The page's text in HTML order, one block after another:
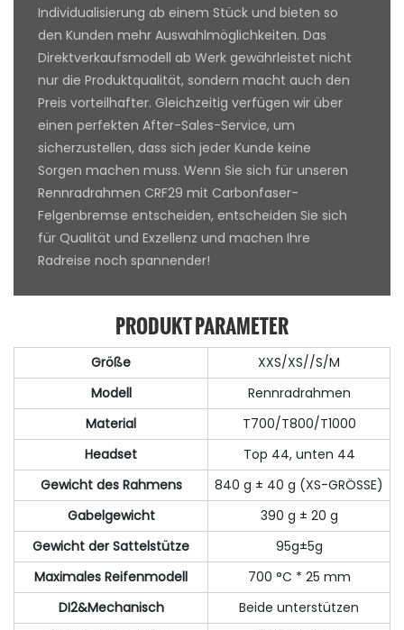
Individualisierung ab einem Stück und bieten so
den Kunden mehr Auswahlmöglichkeiten. Das
Direktverkaufsmodell ab Werk gewährleistet nicht
nur die Produktqualität, sondern macht auch den
Preis vorteilhafter. Gleichzeitig verfügen wir über
einen perfekten After-Sales-Service, um
sicherzustellen, dass sich jeder Kunde keine
Sorgen machen muss. Wenn Sie sich für unseren
Rennradrahmen CRF29 mit Carbonfaser-
Felgenbremse entscheiden, entscheiden Sie sich
für Qualität und Exzellenz und machen Ihre
Radreise noch spannender!
PRODUKT PARAMETER
Größe
XXS/XS//S/M
Modell
Rennradrahmen
Material
T700/T800/T1000
Headset
Top 44, unten 44
Gewicht des Rahmens
840 g ± 40 g (XS-GRÖSSE)
Gabelgewicht
390 g ± 20 g
Gewicht der Sattelstütze
95g±5g
Maximales Reifenmodell
700 °C * 25 mm
DI2&Mechanisch
Beide unterstützen